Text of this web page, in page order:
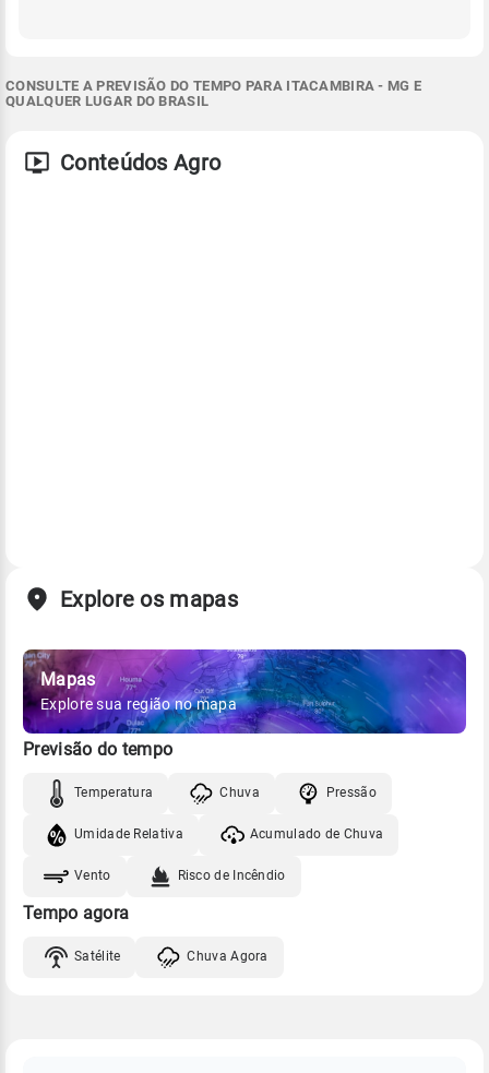
CONSULTE A PREVISÃO DO TEMPO PARA ITACAMBIRA - MG E
QUALQUER LUGAR DO BRASIL
Conteúdos Agro
Explore os mapas
Mapas
Explore sua região no mapa
Previsão do tempo
Temperatura Chuva Pressão
Umidade Relativa Acumulado de Chuva
Vento Risco de Incêndio
Tempo agora
Satélite Chuva Agora